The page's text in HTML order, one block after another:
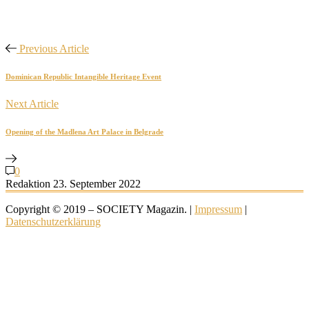
Previous Article
Dominican Republic Intangible Heritage Event
Next Article
Opening of the Madlena Art Palace in Belgrade
0
Redaktion 23. September 2022
Copyright © 2019 – SOCIETY Magazin. | Impressum |
Datenschutzerklärung